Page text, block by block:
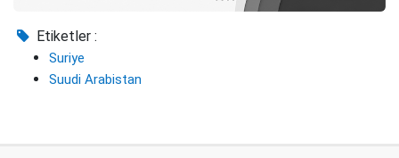
Etiketler :
Suriye
Suudi Arabistan